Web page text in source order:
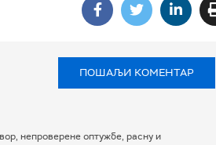
ПОШАЉИ КОМЕНТАР
непроверене оптужбе, расну и